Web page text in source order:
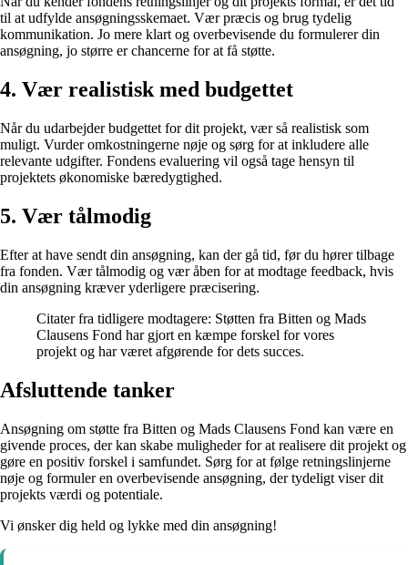
til at udfylde ansøgningsskemaet. Vær præcis og brug tydelig
kommunikation. Jo mere klart og overbevisende du formulerer din
ansøgning, jo større er chancerne for at få støtte.
4. Vær realistisk med budgettet
Når du udarbejder budgettet for dit projekt, vær så realistisk som
muligt. Vurder omkostningerne nøje og sørg for at inkludere alle
relevante udgifter. Fondens evaluering vil også tage hensyn til
projektets økonomiske bæredygtighed.
5. Vær tålmodig
Efter at have sendt din ansøgning, kan der gå tid, før du hører tilbage
fra fonden. Vær tålmodig og vær åben for at modtage feedback, hvis
din ansøgning kræver yderligere præcisering.
Citater fra tidligere modtagere: Støtten fra Bitten og Mads
Clausens Fond har gjort en kæmpe forskel for vores
projekt og har været afgørende for dets succes.
Afsluttende tanker
Ansøgning om støtte fra Bitten og Mads Clausens Fond kan være en
givende proces, der kan skabe muligheder for at realisere dit projekt og
gøre en positiv forskel i samfundet. Sørg for at følge retningslinjerne
nøje og formuler en overbevisende ansøgning, der tydeligt viser dit
projekts værdi og potentiale.
Vi ønsker dig held og lykke med din ansøgning!